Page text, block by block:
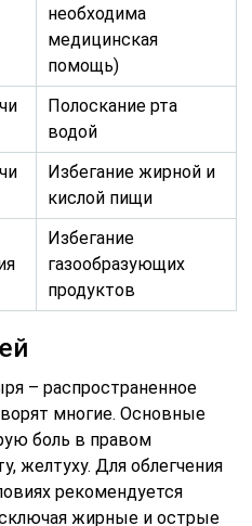
необходима
медицинская
помощь)
Полоскание рта
водой
Избегание жирной и
кислой пищи
Избегание
газообразующих
продуктов
– распространенное
многие. Основные
боль в правом
желтуху. Для облегчения
рекомендуется
жирные и острые